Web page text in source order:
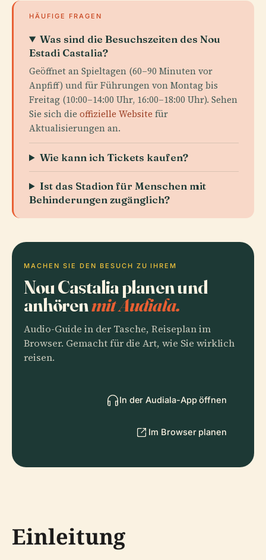
HÄUFIGE FRAGEN
Was sind die Besuchszeiten des Nou
Estadi Castalia?
Geöffnet an Spieltagen (60–90 Minuten vor
Anpfiff) und für Führungen von Montag bis
Freitag (10:00–14:00 Uhr, 16:00–18:00 Uhr). Sehen
Sie sich die offizielle Website für
Aktualisierungen an.
Wie kann ich Tickets kaufen?
Ist das Stadion für Menschen mit
Behinderungen zugänglich?
MACHEN SIE DEN BESUCH ZU IHREM
Nou Castalia planen und
anhörenmit Audiala.
Audio-Guide in der Tasche, Reiseplan im
Browser. Gemacht für die Art, wie Sie wirklich
reisen.
In der Audiala-App öffnen
Im Browser planen
Einleitung